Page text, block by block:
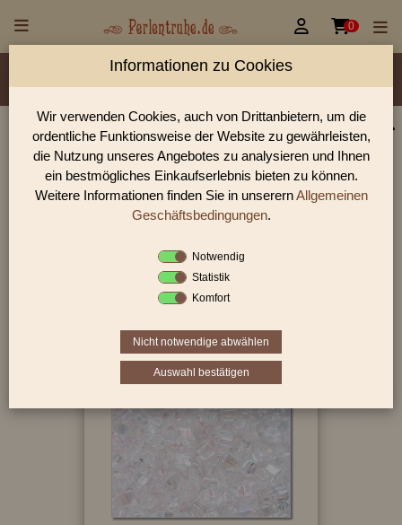
 0
Material/Glassorte Sorte/Form Farbe
Größen
Perlen Shop für 2-Cut Beads 2-Cutbeads
Dreieckform Perlen
In unserem Perlen Shop finden sie zahlreich 2-Cut Beads 2-
Cutbeads Dreieckform Perlen und viele weiter Glasperlen.
Sie befinden sich in folgender Kategorie:
2-Cut Beads|2-Cutbeads Dreieckform
Informationen zu Cookies
Wir verwenden Cookies, auch von Drittanbietern, um die
ordentliche Funktionsweise der Website zu gewährleisten,
die Nutzung unseres Angebotes zu analysieren und Ihnen
ein bestmögliches Einkaufserlebnis bieten zu können.
Weitere Informationen finden Sie in unserernAllgemeinen
Geschäftsbedingungen.
Notwendig
Statistik
Komfort
Nicht notwendige abwählen
Auswahl bestätigen